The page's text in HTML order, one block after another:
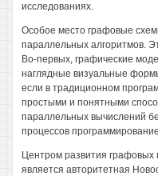
исследованиях.
Особое место графовые
параллельных алгоритмов.
Во-первых, графические
наглядные визуальные
если в традиционном
простыми и понятными
параллельных вычислений
процессов
Центром развития
является авторитетная